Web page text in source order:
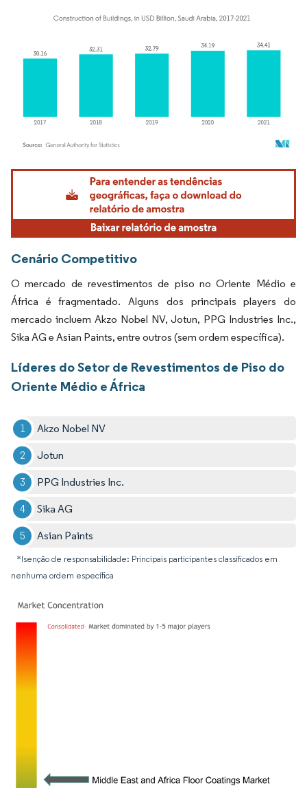
Imagem © Mordor Intelligence. O reuso requer atribuição conforme CC BY 4.0.
Cenário Competitivo
O mercado de revestimentos de piso no Oriente Médio e
África é fragmentado. Alguns dos principais players do
mercado incluem Akzo Nobel NV, Jotun, PPG Industries Inc.,
Sika AG e Asian Paints, entre outros (sem ordem específica).
Líderes do Setor de Revestimentos de Piso do
Oriente Médio e África
Akzo Nobel NV
Jotun
PPG Industries Inc.
Sika AG
Asian Paints
*Isenção de responsabilidade: Principais participantes classificados em
nenhuma ordem específica